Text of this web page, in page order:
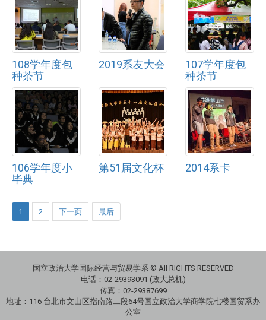
108学年度包
种茶节
2019系友大会
107学年度包
种茶节
106学年度小
毕典
第51届文化杯 2014系卡
1 2 下一页 最后
国立政治大学国际经营与贸易学系 © All RIGHTS RESERVED
电话： 02-29393091 (政大总机)
传真：02-29387699
地址： 116 台北市文山区指南路二段64号国立政治大学商学院七楼国贸系办
公室